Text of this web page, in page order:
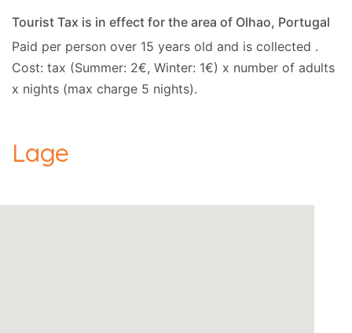
Tourist Tax is in effect for the area of Olhao, Portugal
Paid per person over 15 years old and is collected .
Cost: tax (Summer: 2€, Winter: 1€) x number of adults
x nights (max charge 5 nights).
Lage